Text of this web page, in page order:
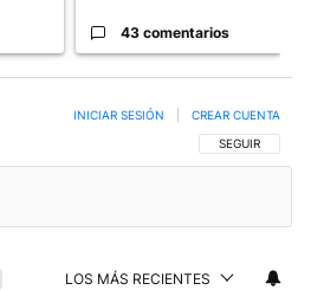
43 comentarios
SIGA ESTA
SEGUIR
INICIAR SESIÓN CREAR CUENTA
LOS MÁS RECIENTES